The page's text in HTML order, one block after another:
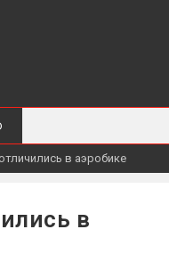
в аэробике
в